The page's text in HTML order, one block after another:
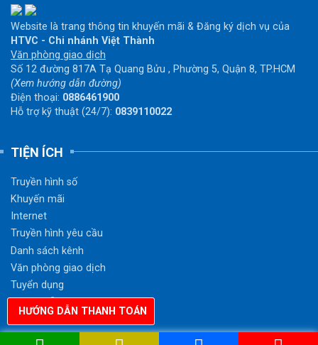
Website là trang thông tin khuyến mãi & Đăng ký dịch vụ của
HTVC - Chi nhánh Việt Thành
Văn phòng giao dịch
Số 12 đường 817A Tạ Quang Bửu , Phường 5, Quận 8, TP.HCM
(Xem hướng dẫn đường)
Điện thoại: 0886461900
Hỗ trợ kỹ thuật (24/7): 0839110022
TIỆN ÍCH
Truyền hình số
Khuyến mãi
Internet
Truyền hình yêu cầu
Danh sách kênh
Văn phòng giao dịch
Tuyển dụng
Hướng dẫn thanh toán
HƯỚNG DẪN THANH TOÁN